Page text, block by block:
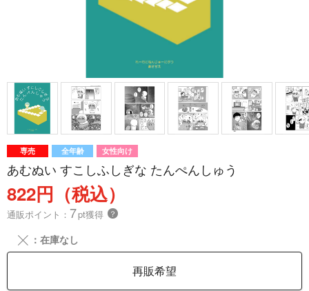
専売 全年齢 女性向け
あむぬい すこしふしぎな たんぺんしゅう
822円（税込）
通販ポイント： 7pt獲得 ？
╳ ：在庫なし
再販希望